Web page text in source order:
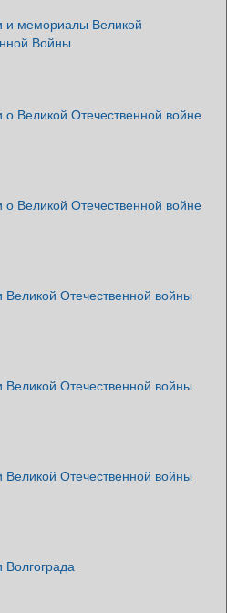
и мемориалы Великой
Войны
о Великой Отечественной войне
о Великой Отечественной войне
Великой Отечественной войны
Великой Отечественной войны
Великой Отечественной войны